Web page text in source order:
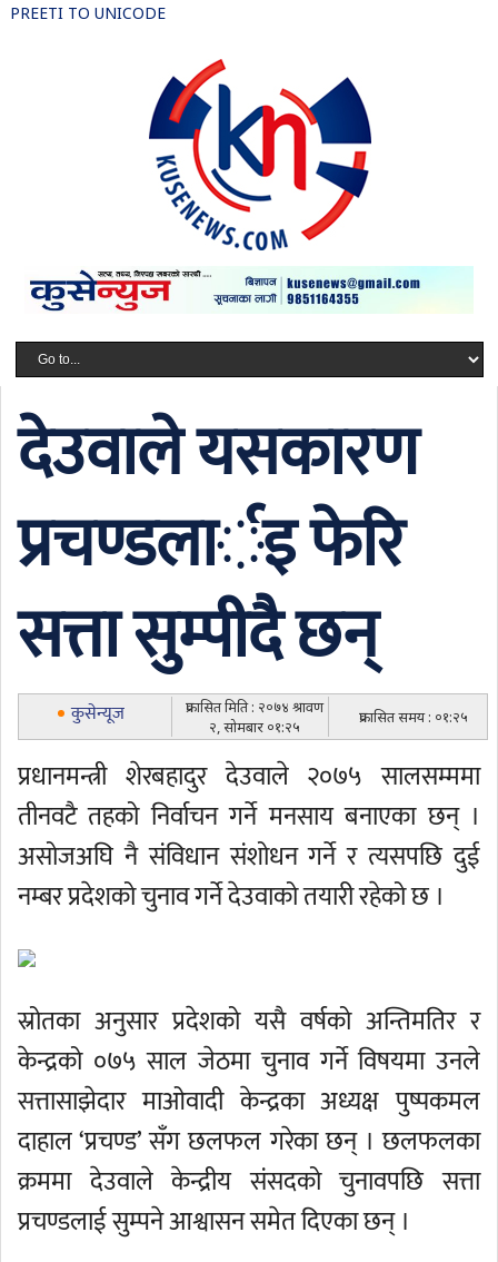
PREETI TO UNICODE
देउवाले यसकारण
प्रचण्डलार्इ फेरि
सत्ता सुम्पीदै छन्
कुसेन्यूज
प्रकासित मिति : २०७४ श्रावण
२, सोमबार ०१:२५
प्रकासित समय : ०१:२५
प्रधानमन्त्री शेरबहादुर देउवाले २०७५ सालसम्ममा
तीनवटै तहको निर्वाचन गर्ने मनसाय बनाएका छन् ।
असोजअघि नै संविधान संशोधन गर्ने र त्यसपछि दुई
नम्बर प्रदेशको चुनाव गर्ने देउवाको तयारी रहेको छ ।
स्रोतका अनुसार प्रदेशको यसै वर्षको अन्तिमतिर र
केन्द्रको ०७५ साल जेठमा चुनाव गर्ने विषयमा उनले
सत्तासाझेदार माओवादी केन्द्रका अध्यक्ष पुष्पकमल
दाहाल ‘प्रचण्ड’ सँग छलफल गरेका छन् । छलफलका
क्रममा देउवाले केन्द्रीय संसदको चुनावपछि सत्ता
प्रचण्डलाई सुम्पने आश्वासन समेत दिएका छन् ।